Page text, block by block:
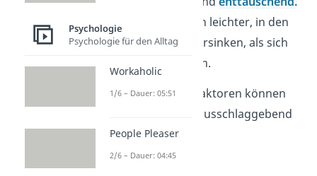
So fällt es der Person leichter, in den
fiktiven Welten zu versinken, als sich
der Realität zu stellen.
Diese psychischen Faktoren können
dabei als Ursachen ausschlaggebend
für Eskapismus sein:
Unzufriedenheit
Psychologie
Psychologie für den Alltag
Workaholic
1/6 – Dauer: 05:51
People Pleaser
2/6 – Dauer: 04:45